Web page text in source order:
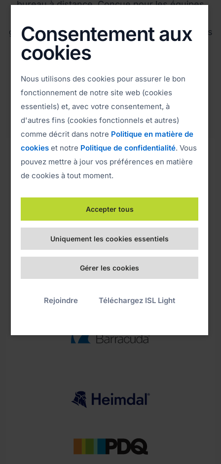
bureau à distance. Conçue pour les équipes
gérés, elle s'intègre aux principales plateformes
RMM et ITSM pour garantir des opérations
rationalisées et centralisées.
En savoir plus sur les intégrations
Consentement aux
cookies
Nous utilisons des cookies pour assurer le bon
fonctionnement de notre site web (cookies
essentiels) et, avec votre consentement, à
d'autres fins (cookies fonctionnels et autres)
comme décrit dans notre Politique en matière de
cookies et notre Politique de confidentialité. Vous
pouvez mettre à jour vos préférences en matière
de cookies à tout moment.
Accepter tous
Uniquement les cookies essentiels
Gérer les cookies
Rejoindre Téléchargez ISL Light